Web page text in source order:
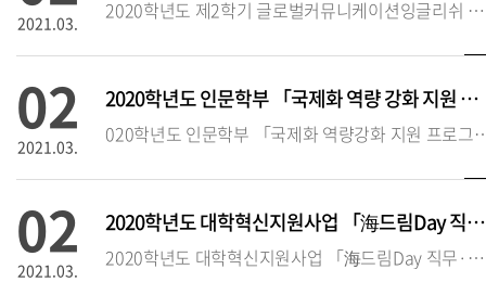
2021.03. 2020학년도 제2학기 글로벌커뮤니케이션잉글리쉬 시험 실시 안내❍ 시험 시행 기본 방침(‘20.2학기에 한함)
02
2021.03.
2020학년도 인문학부 「국제화 역량 강화 지원 프로그램」 추가 접수 안
020학년도 인문학부 「국
02
2021.03.
2020학년도 대학혁신지원사업 「海드림Day 직무·직업 설명회」 참석자
2020학년도 대학혁신지원사업 「海드림Day 직무·직업 설명회」 참석자 모집